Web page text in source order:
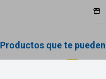
Productos que te